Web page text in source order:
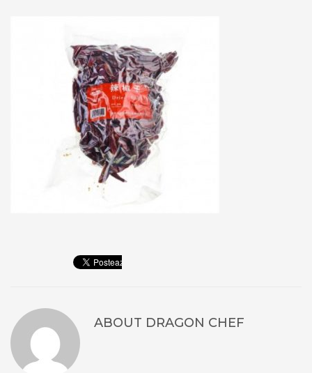
ABOUT DRAGON CHEF